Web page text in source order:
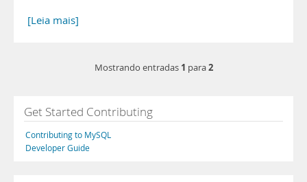
[Leia mais]
Mostrando entradas 1 para2
Get Started Contributing
Contributing to MySQL
Developer Guide